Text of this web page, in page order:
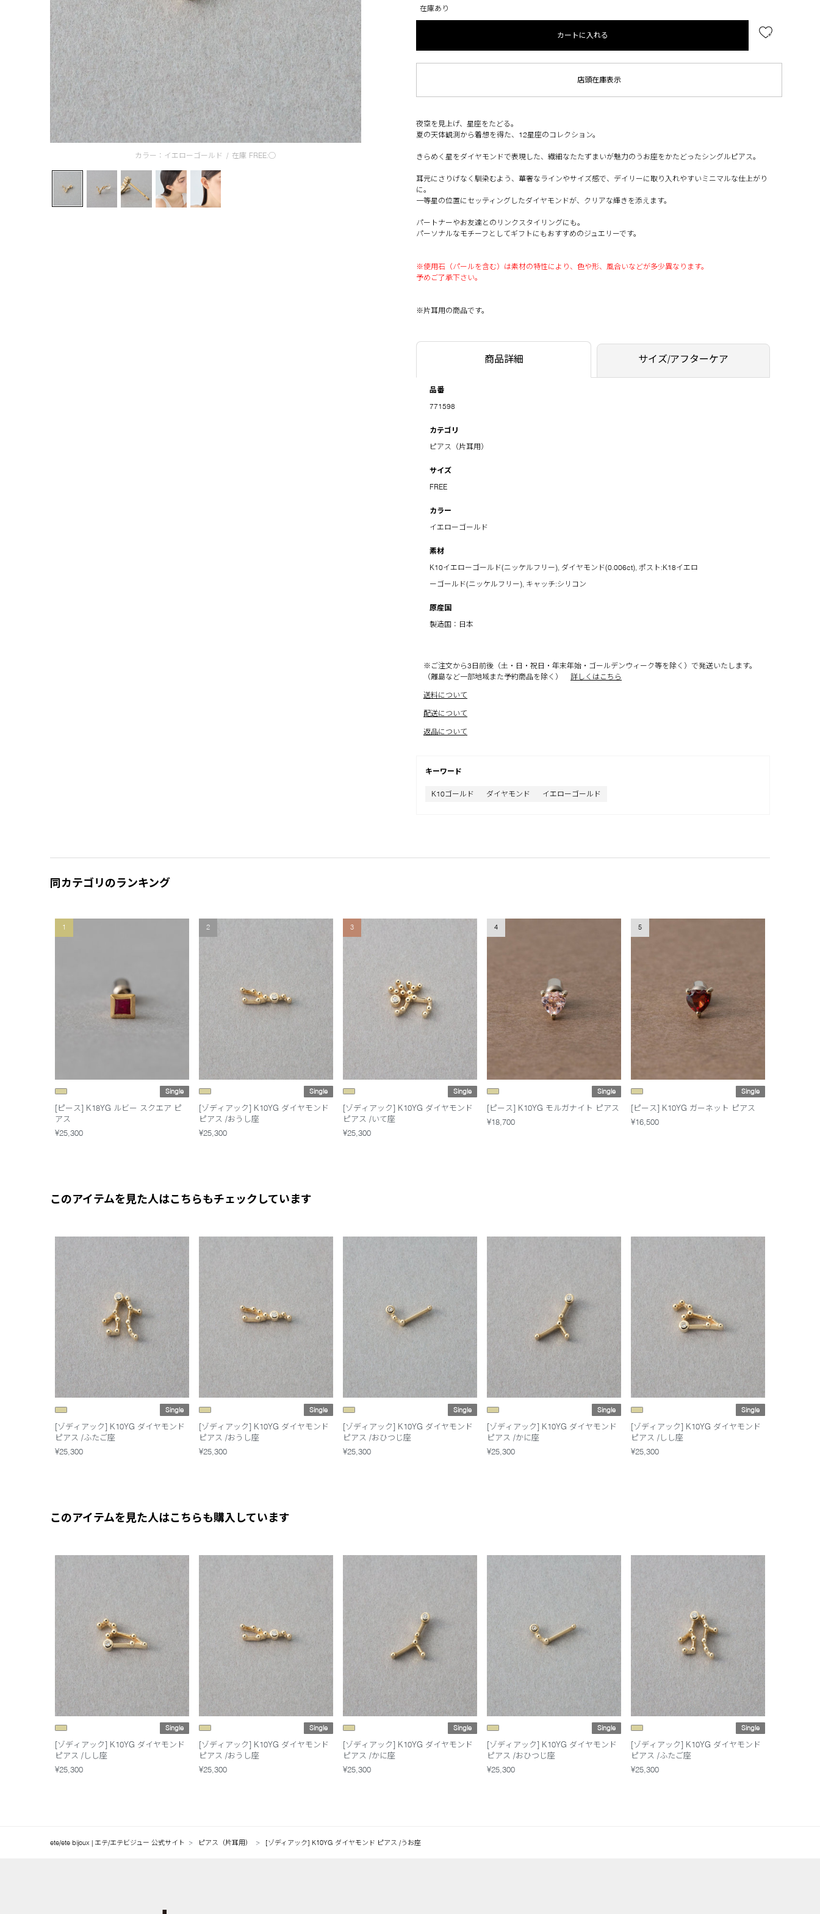
カラー：イエローゴールド / 在庫 FREE:◯
在庫あり
カートに入れる
店頭在庫表示
夜空を見上げ、星座をたどる。
夏の天体観測から着想を得た、12星座のコレクション。
きらめく星をダイヤモンドで表現した、繊細なたたずまいが魅力のうお座をかたどったシングルピアス。
耳元にさりげなく馴染むよう、華奢なラインやサイズ感で、デイリーに取り入れやすいミニマルな仕上がり
に。
一等星の位置にセッティングしたダイヤモンドが、クリアな輝きを添えます。
パートナーやお友達とのリンクスタイリングにも。
パーソナルなモチーフとしてギフトにもおすすめのジュエリーです。
※使用石（パールを含む）は素材の特性により、色や形、風合いなどが多少異なります。
予めご了承下さい。
※片耳用の商品です。
商品詳細 サイズ/アフターケア
品番
771598
カテゴリ
ピアス（片耳用）
サイズ
FREE
カラー
イエローゴールド
素材
K10イエローゴールド(ニッケルフリー), ダイヤモンド(0.006ct), ポスト:K18イエロ
ーゴールド(ニッケルフリー), キャッチ:シリコン
原産国
製造国：日本
※ご注文から3日前後（土・日・祝日・年末年始・ゴールデンウィーク等を除く）で発送いたします。
（離島など一部地域また予約商品を除く）
詳しくはこちら
送料について
配送について
返品について
キーワード
K10ゴールド ダイヤモンド イエローゴールド
同カテゴリのランキング
1
Single
[ピース] K18YG ルビー スクエア ピ
アス
¥25,300
2
Single
[ゾディアック] K10YG ダイヤモンド
ピアス /おうし座
¥25,300
3
Single
[ゾディアック] K10YG ダイヤモンド
ピアス /いて座
¥25,300
4
Single
[ピース] K10YG モルガナイト ピアス
¥18,700
5
Single
[ピース] K10YG ガーネット ピアス
¥16,500
このアイテムを見た人はこちらもチェックしています
Single
[ゾディアック] K10YG ダイヤモンド
ピアス /ふたご座
¥25,300
Single
[ゾディアック] K10YG ダイヤモンド
ピアス /おうし座
¥25,300
Single
[ゾディアック] K10YG ダイヤモンド
ピアス /おひつじ座
¥25,300
Single
[ゾディアック] K10YG ダイヤモンド
ピアス /かに座
¥25,300
Single
[ゾディアック] K10YG ダイヤモンド
ピアス /しし座
¥25,300
このアイテムを見た人はこちらも購入しています
Single
[ゾディアック] K10YG ダイヤモンド
ピアス /しし座
¥25,300
Single
[ゾディアック] K10YG ダイヤモンド
ピアス /おうし座
¥25,300
Single
[ゾディアック] K10YG ダイヤモンド
ピアス /かに座
¥25,300
Single
[ゾディアック] K10YG ダイヤモンド
ピアス /おひつじ座
¥25,300
Single
[ゾディアック] K10YG ダイヤモンド
ピアス /ふたご座
¥25,300
ete/ete bijoux | エテ/エテビジュー 公式サイト ピアス（片耳用） [ゾディアック] K10YG ダイヤモンド ピアス /うお座